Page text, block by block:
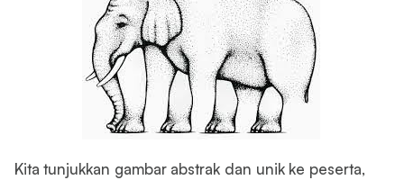
Kita tunjukkan gambar abstrak dan unik ke peserta,